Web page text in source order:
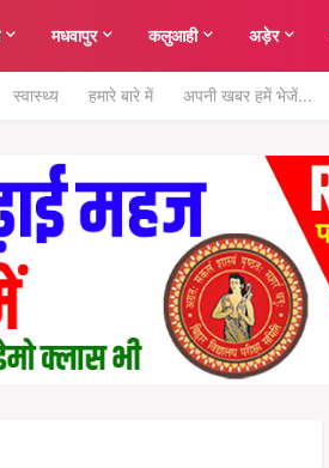
मधवापुर कलुआही अड़ेर
स्वास्थ्य हमारे बारे में अपनी खबर हमें भेजें...